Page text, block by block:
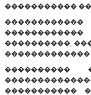
�����������
����������,
�������������
����������
�����������